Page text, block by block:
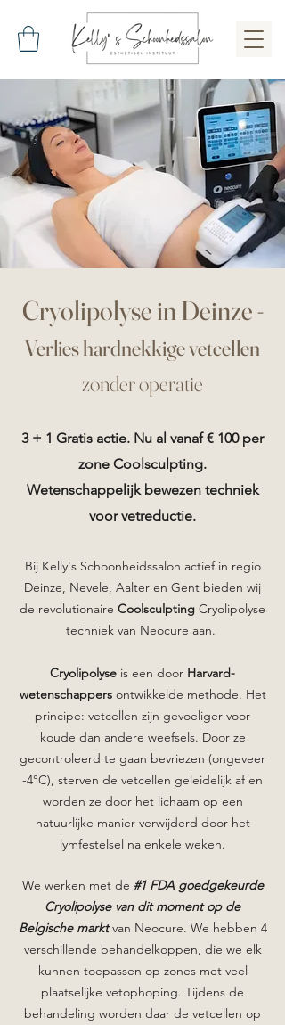
Cryolipolyse in Deinze-
Verlies hardnekkige vetcellen
zonder operatie
3 + 1 Gratis actie. Nu al vanaf € 100 per
zone Coolsculpting.
Wetenschappelijk bewezen techniek
voor vetreductie.
Bij Kelly's Schoonheidssalon actief in regio
Deinze, Nevele, Aalter en Gent bieden wij
de revolutionaire Coolsculpting Cryolipolyse
techniek van Neocure aan. ​
Cryolipolyse is een door Harvard-
wetenschappersontwikkelde methode. Het
principe: vetcellen zijn gevoeliger voor
koude dan andere weefsels. Door ze
gecontroleerd te gaan bevriezen (ongeveer
-4°C), sterven de vetcellen geleidelijk af en
worden ze door het lichaam op een
natuurlijke manier verwijderd door het
lymfestelsel na enkele weken.
We werken met de #1 FDA goedgekeurde
Cryolipolyse van dit moment op de
Belgische marktvan Neocure. We hebben 4
verschillende behandelkoppen, die we elk
kunnen toepassen op zones met veel
plaatselijke vetophoping. Tijdens de
behandeling worden daar de vetcellen op